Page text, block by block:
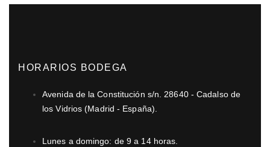
HORARIOS BODEGA
Avenida de la Constitución s/n. 28640 - Cadalso de
los Vidrios (Madrid - España).
Lunes a domingo: de 9 a 14 horas.